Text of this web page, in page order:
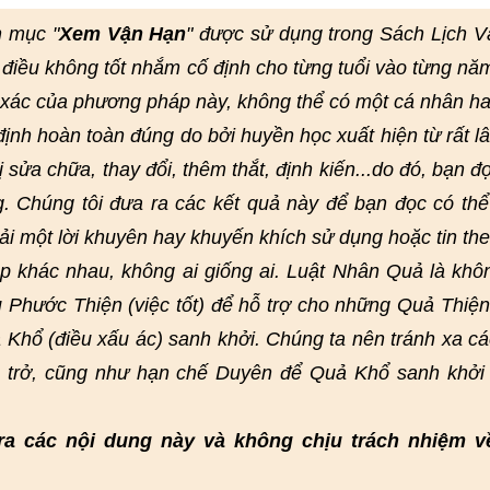
mục "Xem Vận Hạn" được sử dụng trong Sách Lịch
không tốt nhắm cố định cho từng tuổi vào từng
của phương pháp này, không thể có một cá nhân
hoàn toàn đúng do bởi huyền học xuất hiện từ rất
chữa, thay đổi, thêm thắt, định kiến...do đó, bạn
Chúng tôi đưa ra các kết quả này để bạn đọc có
một lời khuyên hay khuyến khích sử dụng hoặc tin
khác nhau, không ai giống ai. Luật Nhân Quả là
Thiện (việc tốt) để hỗ trợ cho những Quả
(điều xấu ác) sanh khởi. Chúng ta nên tránh xa
cũng như hạn chế Duyên để Quả Khổ sanh khởi
các nội dung này và không chịu trách nhiệm